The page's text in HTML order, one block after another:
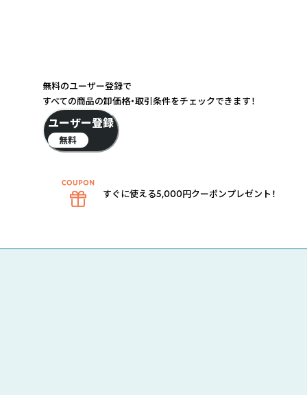
無料のユーザー登録で
すべての商品の卸価格・取引条件をチェックできます！
ユーザー登録
無料
すぐに使える5,000円クーポンプレゼント！